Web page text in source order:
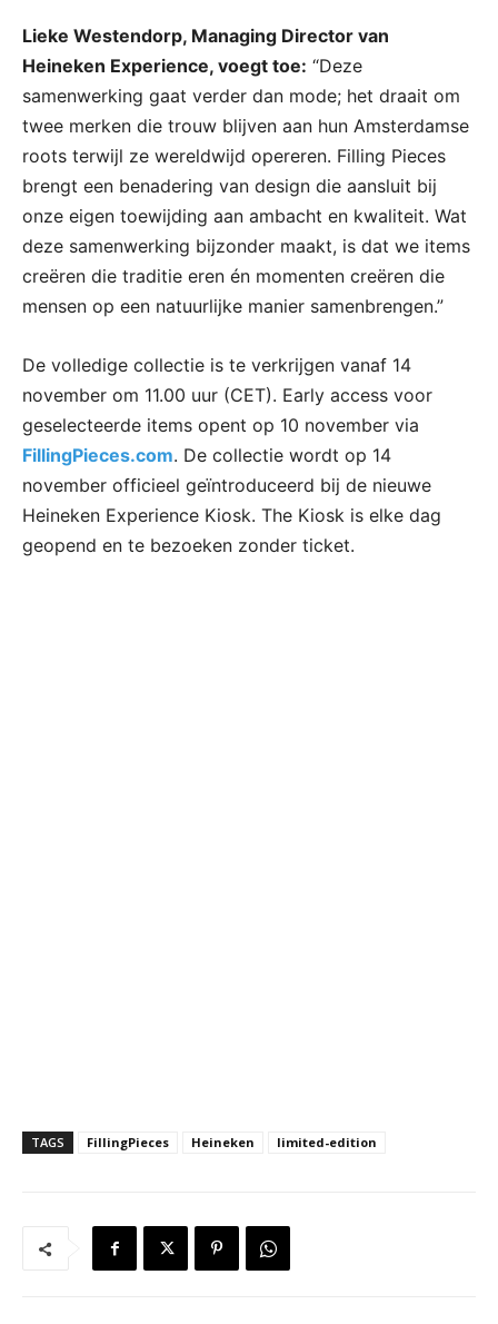
Lieke Westendorp, Managing Director van
Heineken Experience, voegt toe: “Deze
samenwerking gaat verder dan mode; het draait om
twee merken die trouw blijven aan hun Amsterdamse
roots terwijl ze wereldwijd opereren. Filling Pieces
brengt een benadering van design die aansluit bij
onze eigen toewijding aan ambacht en kwaliteit. Wat
deze samenwerking bijzonder maakt, is dat we items
creëren die traditie eren én momenten creëren die
mensen op een natuurlijke manier samenbrengen.”
De volledige collectie is te verkrijgen vanaf 14
november om 11.00 uur (CET). Early access voor
geselecteerde items opent op 10 november via
FillingPieces.com. De collectie wordt op 14
november officieel geïntroduceerd bij de nieuwe
Heineken Experience Kiosk. The Kiosk is elke dag
geopend en te bezoeken zonder ticket.
TAGS FillingPieces Heineken limited-edition